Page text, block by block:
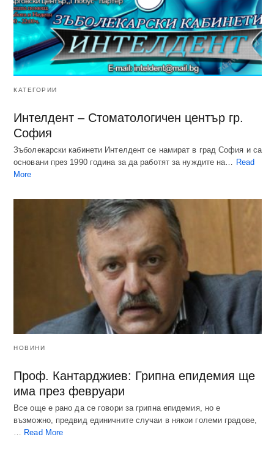
КАТЕГОРИИ
Интелдент – Стоматологичен център гр.
София
Зъболекарски кабинети Интелдент се намират в град София и са
основани през 1990 година за да работят за нуждите на…
Read
More
НОВИНИ
Проф. Кантарджиев: Грипна епидемия ще
има през февруари
Все още е рано да се говори за грипна епидемия, но е
възможно, предвид единичните случаи в някои големи градове,
… Read More